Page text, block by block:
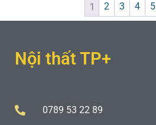
1 2 3 4 5
Nội thất TP+
0789 53 22 89